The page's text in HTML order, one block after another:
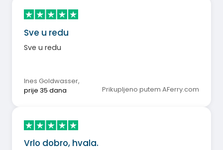
Sve u redu
Sve u redu
Ines Goldwasser,
prije 35 dana
Prikupljeno putem AFerry.com
Vrlo dobro, hvala.